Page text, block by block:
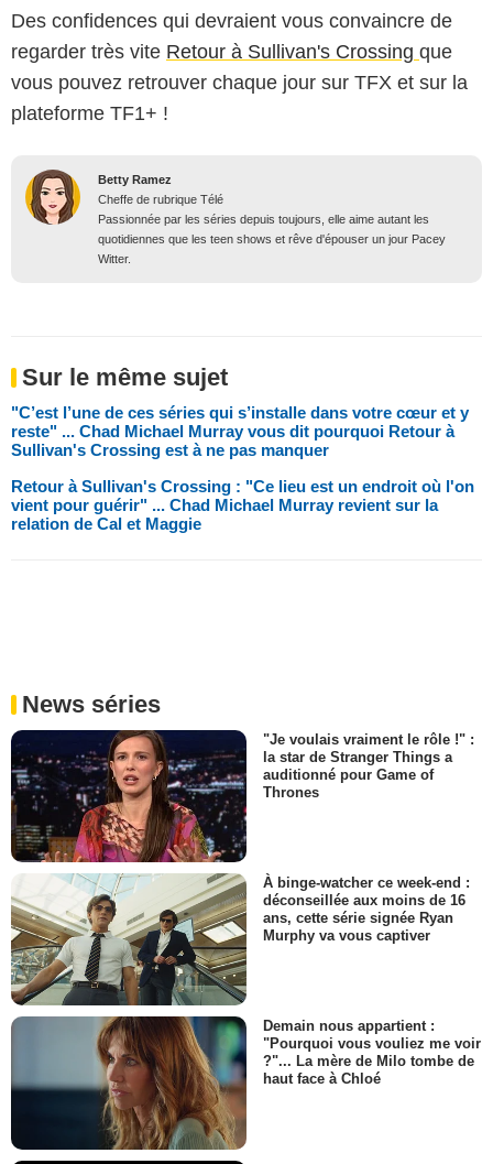
Des confidences qui devraient vous convaincre de
regarder très vite Retour à Sullivan's Crossing que
vous pouvez retrouver chaque jour sur TFX et sur la
plateforme TF1+ !
Betty Ramez
Cheffe de rubrique Télé
Passionnée par les séries depuis toujours, elle aime autant les
quotidiennes que les teen shows et rêve d'épouser un jour Pacey
Witter.
Sur le même sujet
"C’est l’une de ces séries qui s’installe dans votre cœur et y
reste" ... Chad Michael Murray vous dit pourquoi Retour à
Sullivan's Crossing est à ne pas manquer
Retour à Sullivan's Crossing : "Ce lieu est un endroit où l'on
vient pour guérir" ... Chad Michael Murray revient sur la
relation de Cal et Maggie
News séries
"Je voulais vraiment le rôle !" :
la star de Stranger Things a
auditionné pour Game of
Thrones
À binge-watcher ce week-end :
déconseillée aux moins de 16
ans, cette série signée Ryan
Murphy va vous captiver
Demain nous appartient :
"Pourquoi vous vouliez me voir
?"... La mère de Milo tombe de
haut face à Chloé